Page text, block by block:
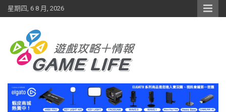
Skip
to
星期四, 6 8 月, 2026